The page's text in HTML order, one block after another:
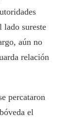
lado sureste
aún no
relación
percataron
el